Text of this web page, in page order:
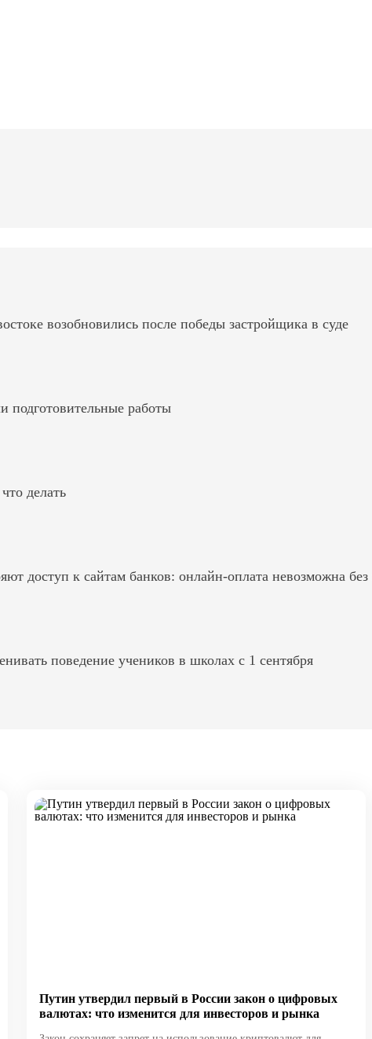
возобновились после победы застройщика в суде
подготовительные работы
делать
доступ к сайтам банков: онлайн-оплата невозможна без
поведение учеников в школах с 1 сентября
Путин утвердил первый в России закон о цифровых
валютах: что изменится для инвесторов и рынка